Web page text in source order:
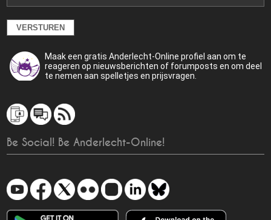
Maak een gratis Anderlecht-Online profiel aan om te
reageren op nieuwsberichten of forumposts en om deel
te nemen aan spelletjes en prijsvragen.
Be Social! Be Anderlecht-Online!